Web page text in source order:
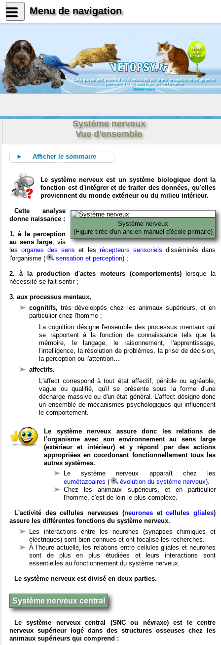
News
sur
le site
Celui qui connait vraiment les animaux est par là même capable de comprendre
pleinement le caractère unique de l'homme
Konrad Lorenz
Système nerveux
Vue d'ensemble
► Afficher le sommaire
Le système nerveux est un système biologique dont la
fonction est d'intégrer et de traiter des données, qu'elles
proviennent du monde extérieur ou du milieu intérieur.
Système nerveux
(Figure tirée d'un ancien manuel d'école primaire)
Cette analyse
donne naissance :
1. à la perception
au sens large, via
lesorganes des sens et les récepteurs sensoriels disséminés dans
l'organisme (
sensation et perception) ;
2. à la production d'actes moteurs (comportements)lorsque la
nécessité se fait sentir ;
3. aux processus mentaux,
cognitifs,très développés chez les animaux supérieurs, et en
particulier chez l'homme ;
La cognition désigne l'ensemble des processus mentaux qui
se rapportent à la fonction de connaissance tels que la
mémoire, le langage, le raisonnement, l'apprentissage,
l'intelligence, la résolution de problèmes, la prise de décision,
la perception ou l'attention…
affectifs.
L'affect correspond à tout état affectif, pénible ou agréable,
vague ou qualifié, qu'il se présente sous la forme d'une
décharge massive ou d'un état général. L'affect désigne donc
un ensemble de mécanismes psychologiques qui influencent
le comportement.
Le système nerveux assure donc les relations de
l'organisme avec son environnement au sens large
(extérieur et intérieur) et y répond par des actions
appropriées en coordonant fonctionnellement tous les
autres systèmes.
Le système nerveux apparaît chez les
eumétazoaires ( évolution du système nerveux).
Chez les animaux supérieurs, et en particulier
l'homme, c'est de loin le plus complexe.
L'activité des cellules nerveuses (neuronesetcellules gliales)
assure les différentes fonctions du système nerveux.
Les interactions entre les neurones (synapses chimiques et
électriques) sont bien connues et ont focalisé les recherches.
À l'heure actuelle, les relations entre cellules gliales et neurones
sont de plus en plus étudiées et leurs interactions sont
essentielles au fonctionnement du système nerveux.
Le système nerveux est divisé en deux parties.
Système nerveux central
Le système nerveux central (SNC ou névraxe) est le centre
nerveux supérieur logé dans des structures osseuses chez les
animaux supérieurs qui comprend :
Menu de navigation